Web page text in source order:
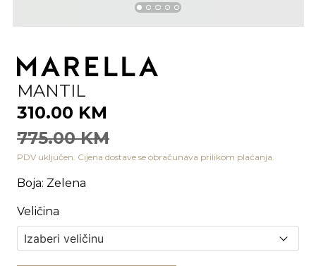
MANTIL
310.00 KM
775.00 KM
PDV uključen. Cijena dostave se obračunava prilikom plaćanja.
Boja: Zelena
Veličina